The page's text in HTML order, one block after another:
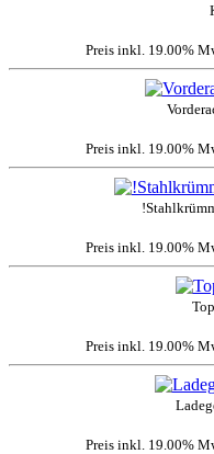
Preis inkl. 19.00%
Preis inkl. 19.00%
Preis inkl. 19.00%
Preis inkl. 19.00%
Preis inkl. 19.00%